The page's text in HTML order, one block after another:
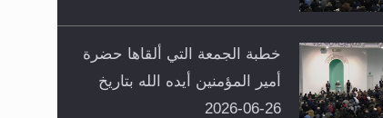
خطبة الجمعة التي ألقاها حضرة
أمير المؤمنين أيده الله بتاريخ
26-06-2026